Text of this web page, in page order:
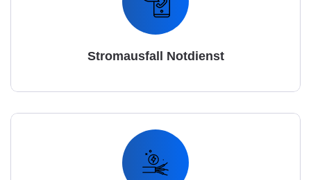
Stromausfall Notdienst